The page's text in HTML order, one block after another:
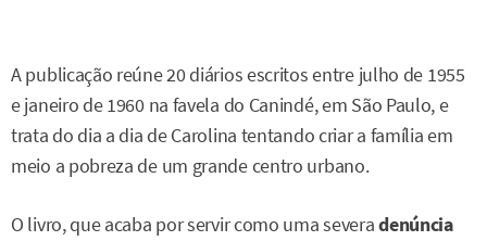
A publicação reúne 20 diários escritos entre julho de 1955
e janeiro de 1960 na favela do Canindé, em São Paulo, e
trata do dia a dia de Carolina tentando criar a família em
meio a pobreza de um grande centro urbano.
O livro, que acaba por servir como uma severadenúncia